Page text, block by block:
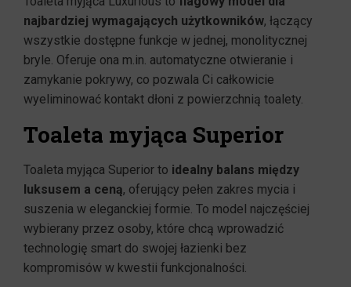
najbardziej wymagających użytkowników, łączący
wszystkie dostępne funkcje w jednej, monolitycznej
bryle. Oferuje ona m.in. automatyczne otwieranie i
zamykanie pokrywy, co pozwala Ci całkowicie
wyeliminować kontakt dłoni z powierzchnią toalety.
Toaleta myjąca Superior
Toaleta myjąca Superior to idealny balans między
luksusem a ceną, oferujący pełen zakres mycia i
suszenia w eleganckiej formie. To model najczęściej
wybierany przez osoby, które chcą wprowadzić
technologię smart do swojej łazienki bez
kompromisów w kwestii funkcjonalności.